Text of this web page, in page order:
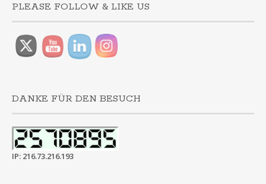
PLEASE FOLLOW & LIKE US
DANKE FÜR DEN BESUCH
IP: 216.73.216.193